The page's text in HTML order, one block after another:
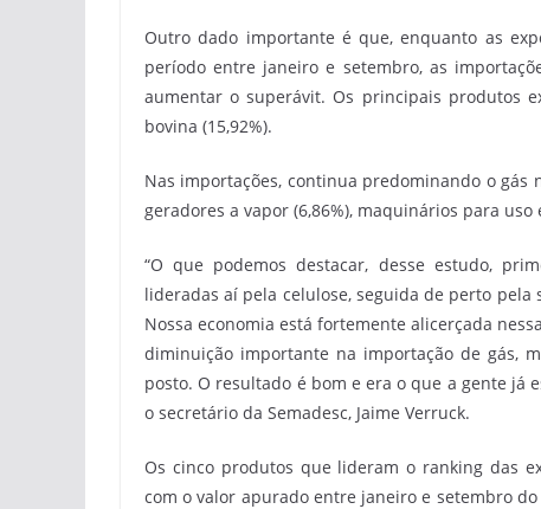
Outro dado importante é que, enquanto as
período entre janeiro e setembro, as
aumentar o superávit. Os principais produtos
bovina (15,92%).
Nas importações, continua predominando o gás
geradores a vapor (6,86%), maquinários para
“O que podemos destacar, desse estudo,
lideradas aí pela celulose, seguida de perto
Nossa economia está fortemente alicerçada
diminuição importante na importação de gás,
posto. O resultado é bom e era o que a gente já
o secretário da Semadesc, Jaime Verruck.
Os cinco produtos que lideram o ranking das
com o valor apurado entre janeiro e setembro